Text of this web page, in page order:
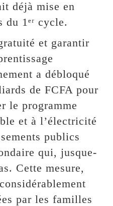
déjà mise en
1ᵉʳ cycle.
et garantir
a débloqué
de FCFA pour
le programme
et à l’électricité
publics
qui, jusque-
Cette mesure,
par les familles